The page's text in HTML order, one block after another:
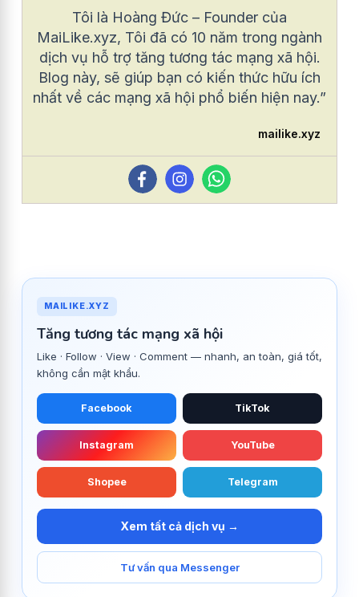
Tôi là Hoàng Đức – Founder của
MaiLike.xyz, Tôi đã có 10 năm trong ngành
dịch vụ hỗ trợ tăng tương tác mạng xã hội.
Blog này, sẽ giúp bạn có kiến thức hữu ích
nhất về các mạng xã hội phổ biến hiện nay.”
mailike.xyz
MAILIKE.XYZ
Tăng tương tác mạng xã hội
Like · Follow · View · Comment — nhanh, an toàn, giá tốt,
không cần mật khẩu.
Facebook TikTok
Instagram YouTube
Shopee Telegram
Xem tất cả dịch vụ →
Tư vấn qua Messenger